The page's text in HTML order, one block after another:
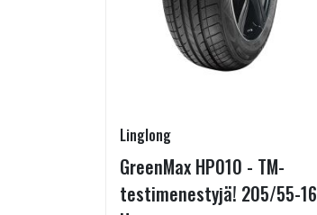
Linglong
GreenMax HP010 - TM-
testimenestyjä! 205/55-16